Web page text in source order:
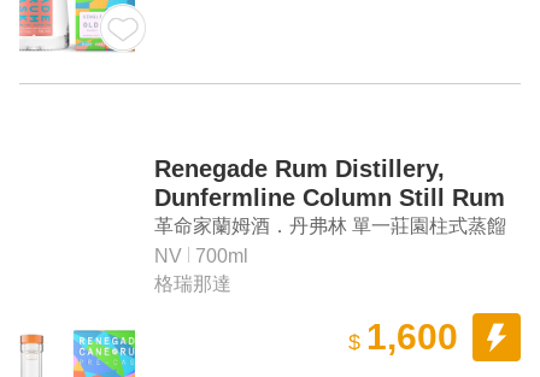
Renegade Rum Distillery,
Dunfermline Column Still Rum
革命家蘭姆酒．丹弗林 單一莊園柱式蒸餾
蘭姆酒
NV
700ml
格瑞那達
$ 1,600